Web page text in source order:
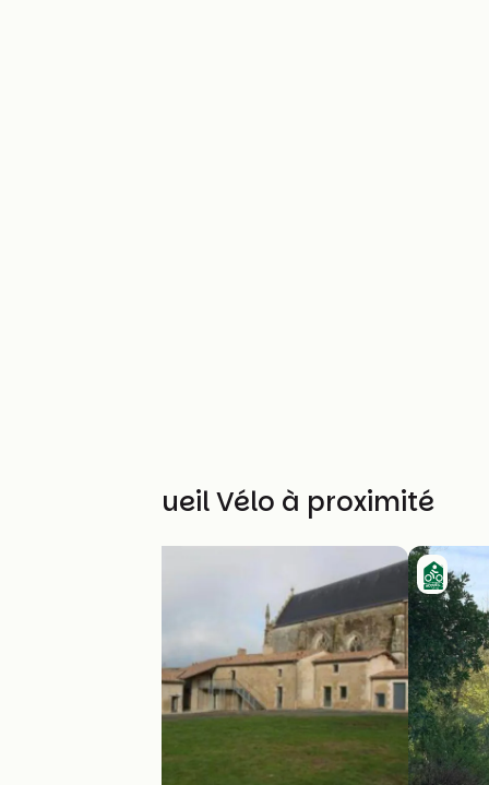
Autres Accueil Vélo à proximité